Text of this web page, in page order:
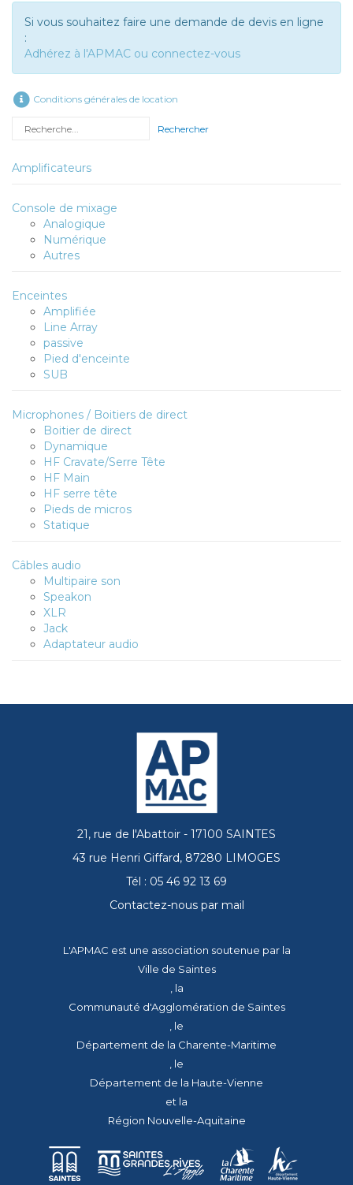
Si vous souhaitez faire une demande de devis en ligne
:
Adhérez à l'APMAC ou connectez-vous
Conditions générales de location
Rechercher
Amplificateurs
Console de mixage
Analogique
Numérique
Autres
Enceintes
Amplifiée
Line Array
passive
Pied d'enceinte
SUB
Microphones / Boitiers de direct
Boitier de direct
Dynamique
HF Cravate/Serre Tête
HF Main
HF serre tête
Pieds de micros
Statique
Câbles audio
Multipaire son
Speakon
XLR
Jack
Adaptateur audio
21, rue de l'Abattoir - 17100 SAINTES
43 rue Henri Giffard, 87280 LIMOGES
Tél : 05 46 92 13 69
Contactez-nous par mail
L'APMAC est une association soutenue par la
Ville de Saintes
, la
Communauté d'Agglomération de Saintes
, le
Département de la Charente-Maritime
, le
Département de la Haute-Vienne
et la
Région Nouvelle-Aquitaine